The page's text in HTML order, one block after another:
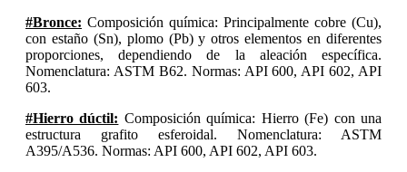
#Bronce: Composición química: Principalmente cobre (Cu),
con estaño (Sn), plomo (Pb) y otros elementos en diferentes
proporciones, dependiendo de la aleación específica.
Nomenclatura: ASTM B62. Normas: API 600, API 602, API
603.
#Hierro dúctil: Composición química: Hierro (Fe) con una
estructura grafito esferoidal. Nomenclatura: ASTM
A395/A536. Normas: API 600, API 602, API 603.